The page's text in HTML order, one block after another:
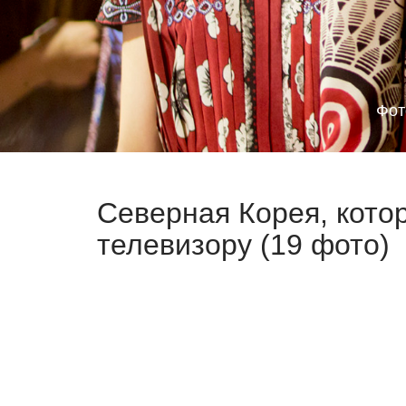
Северная Корея,
телевизору (19 фото)